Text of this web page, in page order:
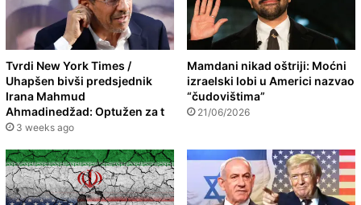
Tvrdi New York Times /
Uhapšen bivši predsjednik
Irana Mahmud
Ahmadinedžad: Optužen za t
3 weeks ago
Mamdani nikad oštriji: Moćni
izraelski lobi u Americi nazvao
“čudovištima”
21/06/2026